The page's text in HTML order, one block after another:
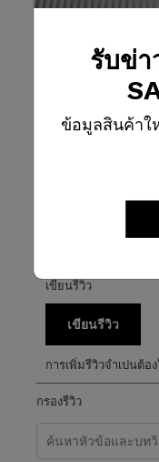
รับข่า
ข้อมูลสินค้าใ
ดาว
2 ดาวดาว
เขียนรีวิว
เขียนรีวิว
การเพิ่มรีวิวจำเปนต้
กรองรีวิว
ค้นหาหัวข้อและตรว